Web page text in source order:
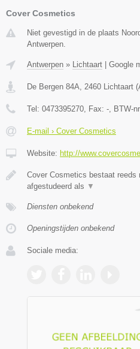
Cover Cosmetics
Niet gevestigd in de plaats
Antwerpen.
Antwerpen » Lichtaart Google
De Bergen 84A, 2460 Lichtaart (
Tel: 0473395270, Fax: -, BTW-
E-mail › Cover Cosmetics
Website: http://
Cover Cosmetics bestaat reeds
afgestudeerd als ▼
Diensten onbekend
Openingstijden onbekend
Sociale media: